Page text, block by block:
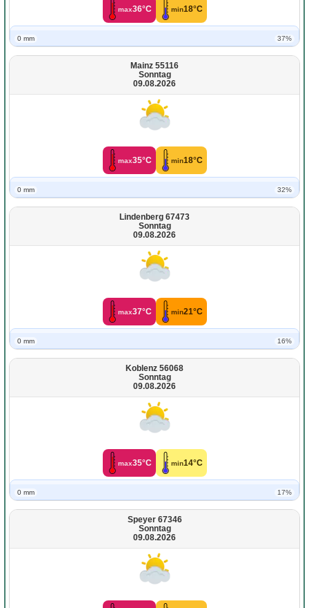
max36°C min18°C
0 mm 37%
Mainz 55116
Sonntag
09.08.2026
max35°C min18°C
0 mm 32%
Lindenberg 67473
Sonntag
09.08.2026
max37°C min21°C
0 mm 16%
Koblenz 56068
Sonntag
09.08.2026
max35°C min14°C
0 mm 17%
Speyer 67346
Sonntag
09.08.2026